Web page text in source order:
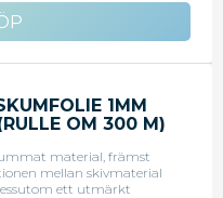
1MM
OM 300 M)
material, främst
mellan skivmaterial
ett utmärkt